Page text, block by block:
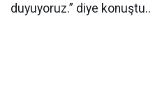
duyuyoruz.” diye konuştu..